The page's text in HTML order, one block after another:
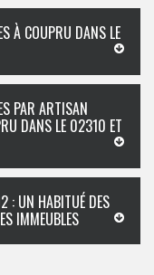
À COUPRU DANS LE
PAR ARTISAN
DANS LE 02310 ET
: UN HABITUÉ DES
IMMEUBLES